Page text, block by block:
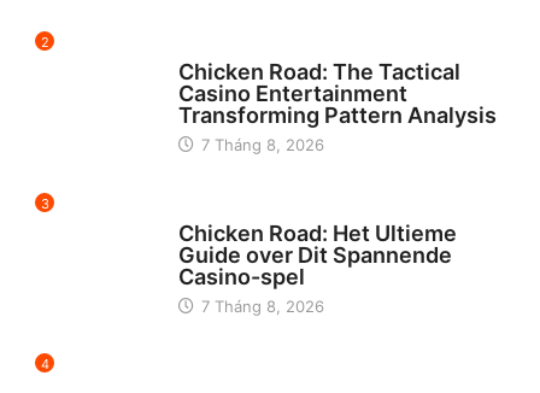
2
Chicken Road: The Tactical
Casino Entertainment
Transforming Pattern Analysis
7 Tháng 8, 2026
3
Chicken Road: Het Ultieme
Guide over Dit Spannende
Casino-spel
7 Tháng 8, 2026
4